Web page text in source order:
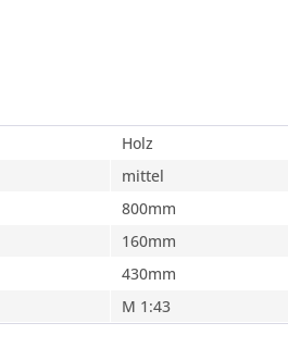
Holz
mittel
800mm
160mm
430mm
M 1:43